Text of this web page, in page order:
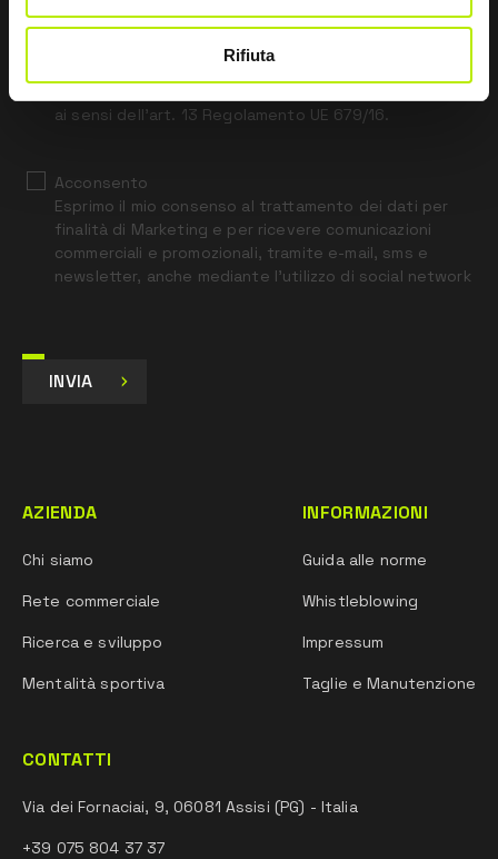
Rifiuta
field
ai sensi dell’art. 13 Regolamento UE 679/16.
Acconsento
Esprimo il mio consenso al trattamento dei dati per
finalità di Marketing e per ricevere comunicazioni
commerciali e promozionali, tramite e-mail, sms e
newsletter, anche mediante l’utilizzo di social network
INVIA
AZIENDA
Chi siamo
Rete commerciale
Ricerca e sviluppo
Mentalità sportiva
INFORMAZIONI
Guida alle norme
Whistleblowing
Impressum
Taglie e Manutenzione
CONTATTI
Via dei Fornaciai, 9, 06081 Assisi (PG) - Italia
+39 075 804 37 37